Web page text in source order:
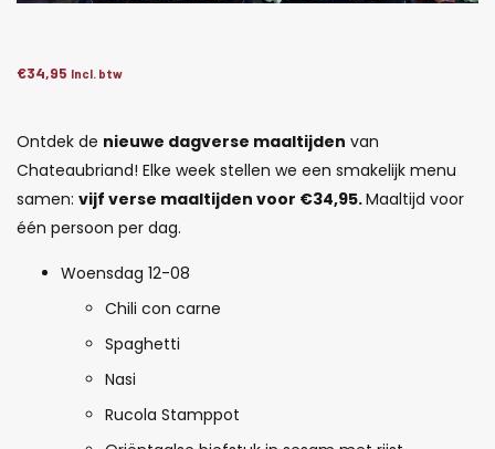
€34,95 Incl. btw
Ontdek de nieuwe dagverse maaltijden van
Chateaubriand! Elke week stellen we een smakelijk menu
samen: vijf verse maaltijden voor €34,95.Maaltijd voor
één persoon per dag.
Woensdag 12-08
Chili con carne
Spaghetti
Nasi
Rucola Stamppot